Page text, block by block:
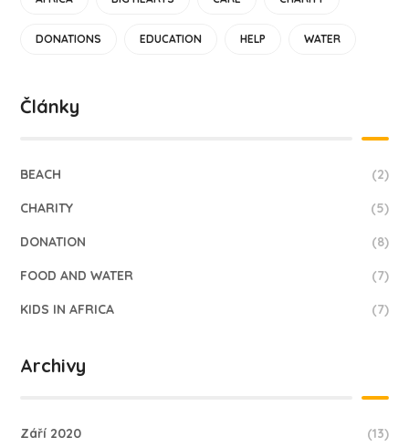
DONATIONS EDUCATION HELP WATER
Články
BEACH (2)
CHARITY (5)
DONATION (8)
FOOD AND WATER (7)
KIDS IN AFRICA (7)
Archivy
Září 2020 (13)